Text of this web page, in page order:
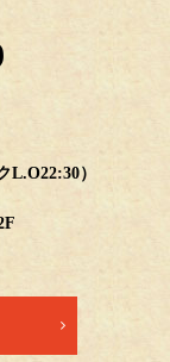
L.O22:30）